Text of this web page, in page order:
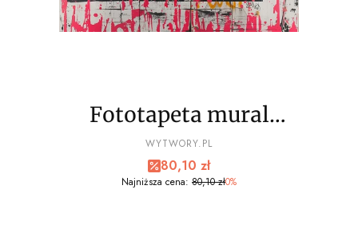
Fototapeta mural
EXTREME sport, bmx
wz5- NA WYMIAR
PRODUCENT
WYTWORY.PL
Cena promocyjna
80,10 zł
Najniższa cena: 80,10 zł0%